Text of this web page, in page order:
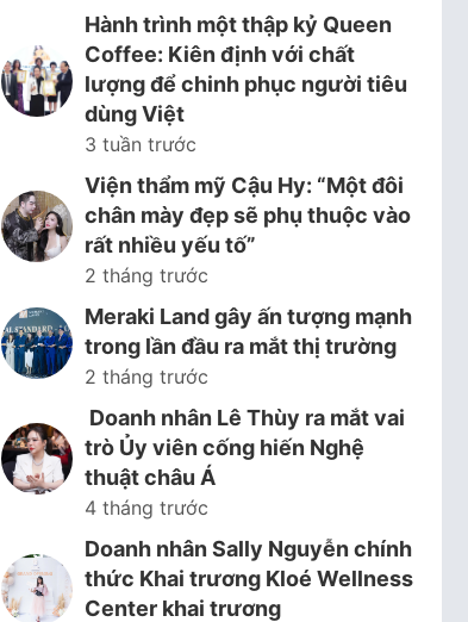
Hành trình một thập kỷ Queen
Coffee: Kiên định với chất
lượng để chinh phục người tiêu
dùng Việt
3 tuần trước
Viện thẩm mỹ Cậu Hy: “Một đôi
chân mày đẹp sẽ phụ thuộc vào
rất nhiều yếu tố”
2 tháng trước
Meraki Land gây ấn tượng mạnh
trong lần đầu ra mắt thị trường
2 tháng trước
Doanh nhân Lê Thùy ra mắt vai
trò Ủy viên cống hiến Nghệ
thuật châu Á
4 tháng trước
Doanh nhân Sally Nguyễn chính
thức Khai trương Kloé Wellness
Center khai trương